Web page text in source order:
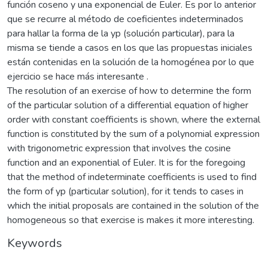
función coseno y una exponencial de Euler. Es por lo anterior
que se recurre al método de coeficientes indeterminados
para hallar la forma de la yp (solución particular), para la
misma se tiende a casos en los que las propuestas iniciales
están contenidas en la solución de la homogénea por lo que
ejercicio se hace más interesante .
The resolution of an exercise of how to determine the form
of the particular solution of a differential equation of higher
order with constant coefficients is shown, where the external
function is constituted by the sum of a polynomial expression
with trigonometric expression that involves the cosine
function and an exponential of Euler. It is for the foregoing
that the method of indeterminate coefficients is used to find
the form of yp (particular solution), for it tends to cases in
which the initial proposals are contained in the solution of the
homogeneous so that exercise is makes it more interesting.
Keywords